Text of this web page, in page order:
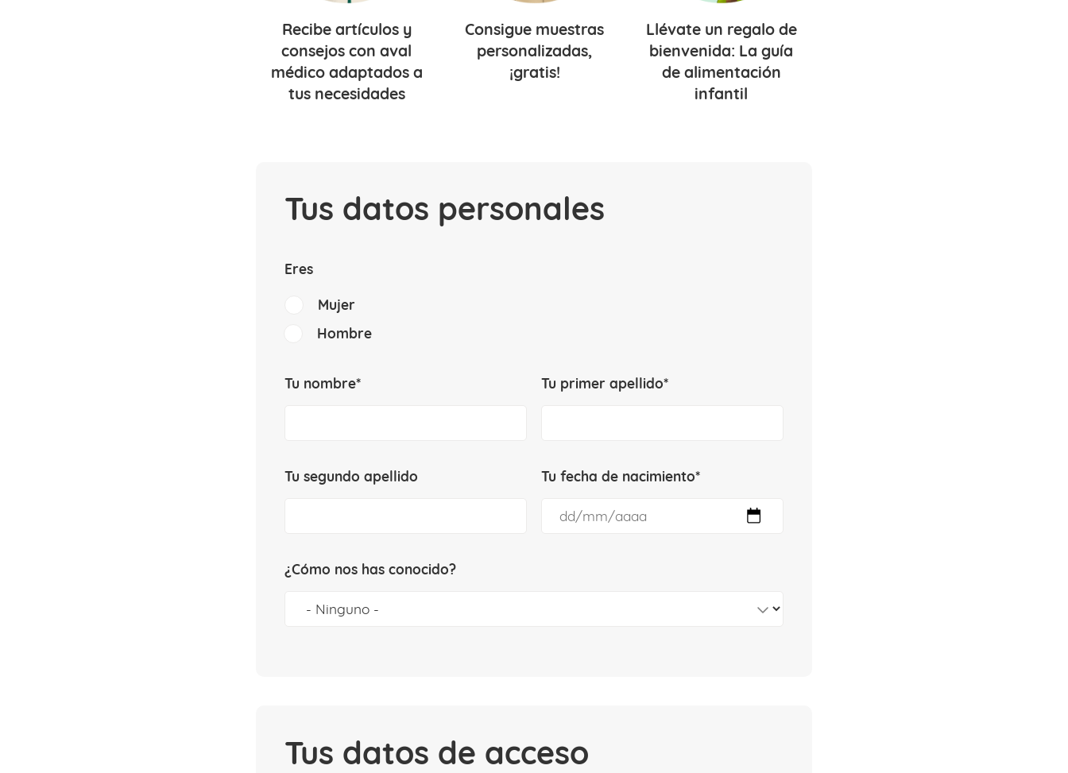
Recibe artículos y
consejos con aval
médico adaptados a
tus necesidades
Consigue muestras
personalizadas,
¡gratis!
Llévate un regalo de
bienvenida: La guía
de alimentación
infantil
Tus datos personales
Eres
Mujer
Hombre
Tu nombre* Tu primer apellido*
Tu segundo apellido Tu fecha de nacimiento*
¿Cómo nos has conocido?
Tus datos de acceso